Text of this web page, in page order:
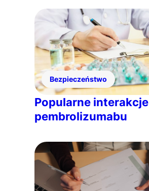
Bezpieczeństwo
Popularne interakcje
pembrolizumabu